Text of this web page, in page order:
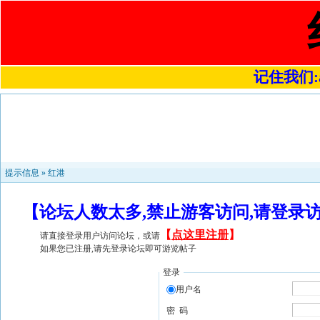
记住我们
提示信息 » 红港
【论坛人数太多,禁止游客访问,请登
请直接登录用户访问论坛，或请 【 点这里注册】
如果您已注册,请先登录论坛即可游览帖子
登录
用户名
密 码